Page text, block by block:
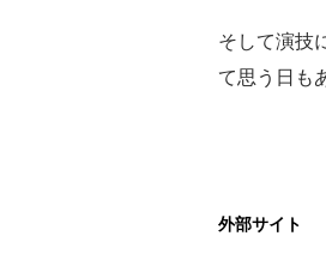
そして演技
て思う日も
外部サイト